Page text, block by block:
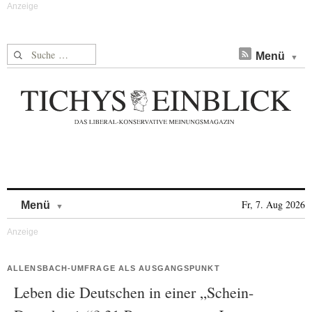
Suche nach: Menü
Menü Fr, 7. Aug 2026
ALLENSBACH-UMFRAGE ALS AUSGANGSPUNKT
Leben die Deutschen in einer „Schein-